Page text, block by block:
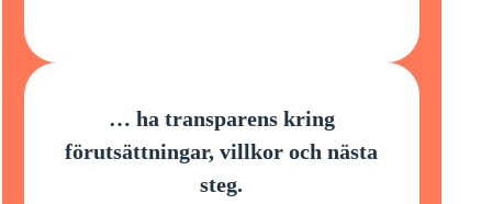
… ha transparens kring
förutsättningar, villkor och nästa
steg.